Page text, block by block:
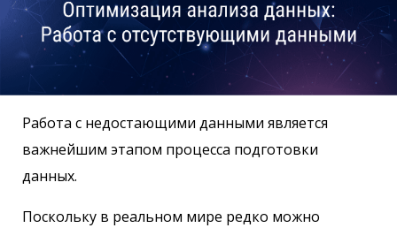
Работа с недостающими данными является
важнейшим этапом процесса подготовки
данных.
Поскольку в реальном мире редко можно